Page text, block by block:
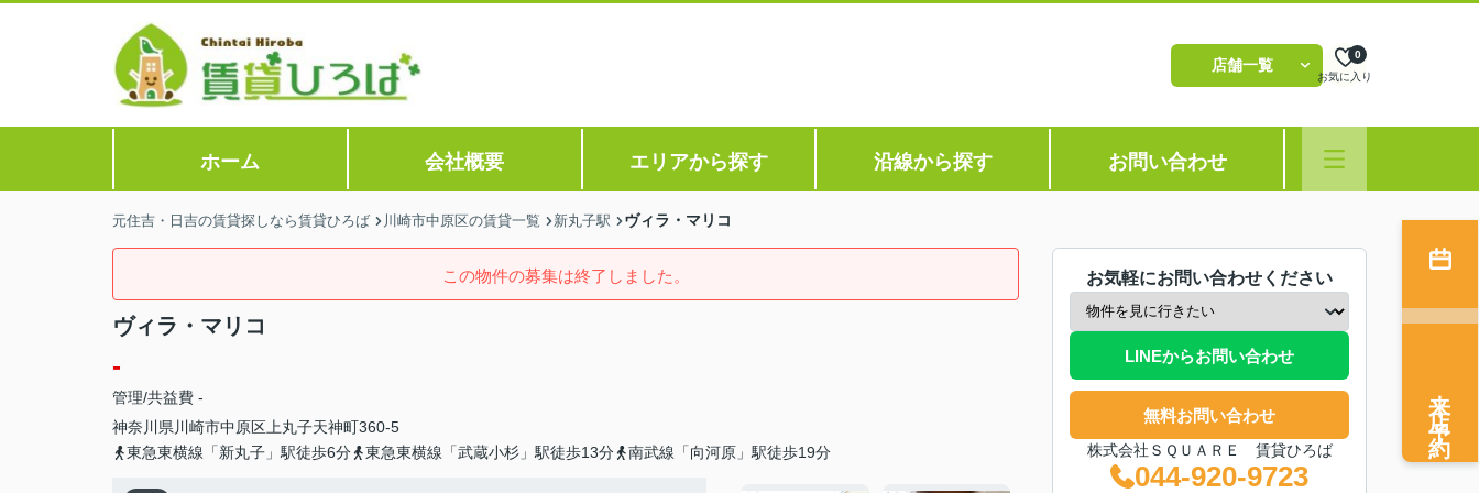
店舗一覧
お気に入り
0
ホーム 会社概要 エリアから探す 沿線から探す お問い合わせ
元住吉・日吉の賃貸探しなら賃貸ひろば 川崎市中原区の賃貸一覧 新丸子駅 ヴィラ・マリコ
この物件の募集は終了しました。
ヴィラ・マリコ
-
管理/共益費 -
神奈川県 川崎市中原区 上丸子天神町360-5
東急東横線「新丸子」駅徒歩6分
東急東横線「武蔵小杉」駅徒歩13分 南武線「向河原」駅徒歩19分
お気軽にお問い合わせください
LINEからお問い合わせ
無料お問い合わせ
株式会社ＳＱＵＡＲＥ 賃貸ひろば
044-920-9723
来店予約